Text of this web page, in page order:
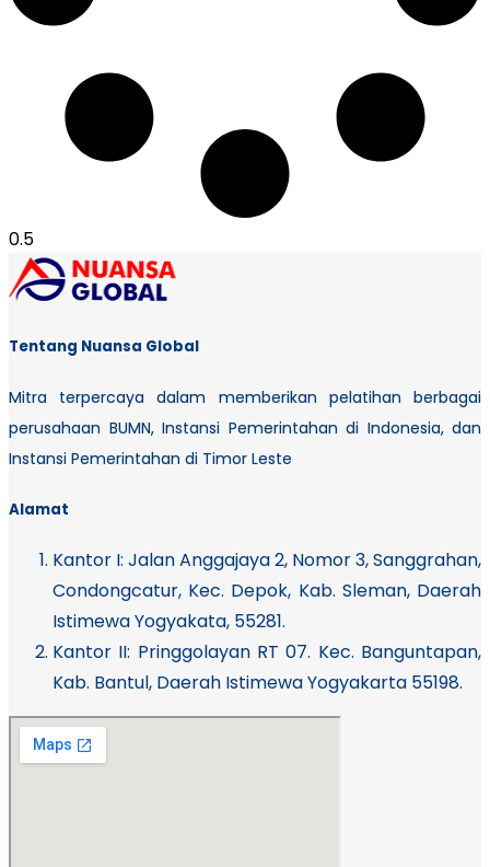
Tentang Nuansa Global
Mitra terpercaya dalam memberikan pelatihan berbagai
perusahaan BUMN, Instansi Pemerintahan di Indonesia, dan
Instansi Pemerintahan di Timor Leste
Alamat
Kantor I: Jalan Anggajaya 2, Nomor 3, Sanggrahan,
Condongcatur, Kec. Depok, Kab. Sleman, Daerah
Istimewa Yogyakata, 55281.
Kantor II: Pringgolayan RT 07. Kec. Banguntapan,
Kab. Bantul, Daerah Istimewa Yogyakarta 55198.